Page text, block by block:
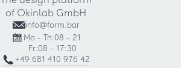
of Okinlab GmbH
info@form.bar
Mo - Th:08 - 21
Fr:08 - 17:30
+49 681 410 976 42